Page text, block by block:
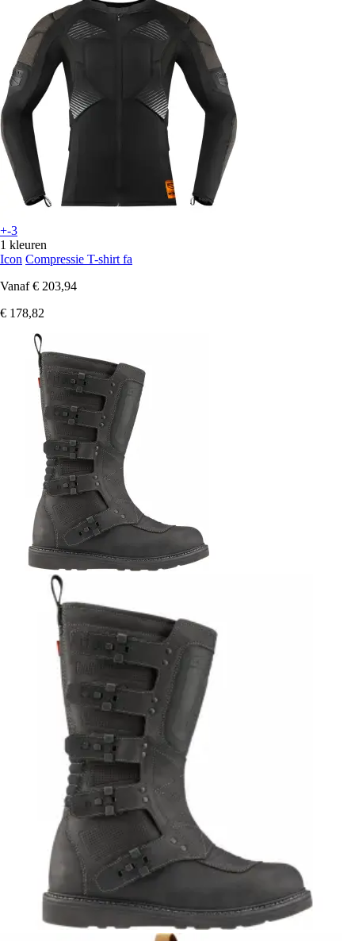
+-3
1 kleuren
Icon Compressie T-shirt fa
Vanaf € 203,94
€ 178,82